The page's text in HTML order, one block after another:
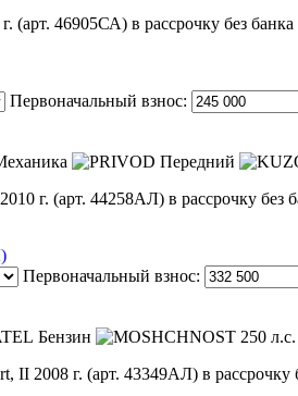
Первоначальный взнос:
Передний
Первоначальный взнос:
Бензин 250